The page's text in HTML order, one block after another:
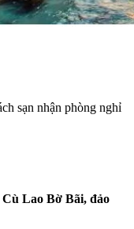
sạn nhận phòng nghỉ
Lao Bờ Bãi, đảo